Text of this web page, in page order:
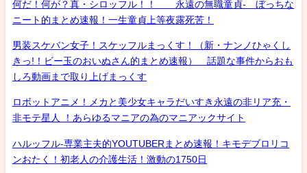
何だ！何が？真・シロッフル！！ 永遠の無職童貞- ぼっちな
ニート的まとめ速報！一生童貞上等夜露死苦！
男装スケバン女子！スケッフルまっくす！（新・ナンノひゃくし
きっ!！ビー玉のおいぬさん的まとめ速報） 話題な事件からおも
しろ動画まで取り上げまっくす
ロボットアニメ！メカと美少女キャラだいすき永遠の非リア充・
非モテ星人 ！あらゆるマニアの為のマニアックサイト
ハルッフル-専業主夫的YOUTUBERまとめ速報！キモデブロリコ
ンおたく！初老人の介護生活！激動の1750日